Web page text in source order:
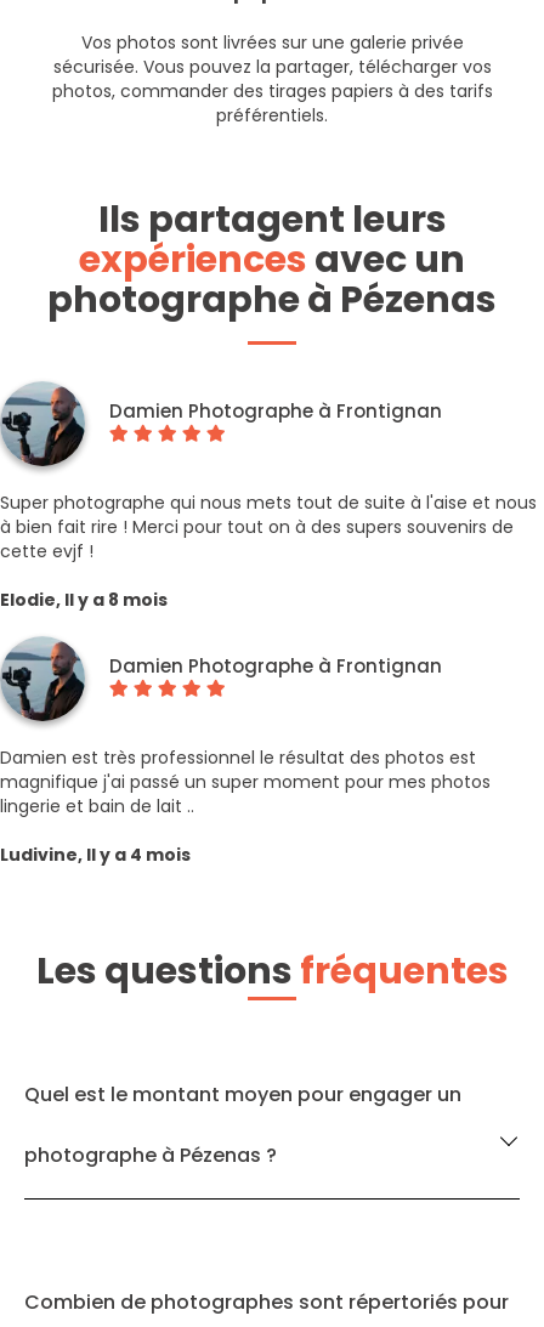
Vos photos sont livrées sur une galerie privée
sécurisée. Vous pouvez la partager, télécharger vos
photos, commander des tirages papiers à des tarifs
préférentiels.
Ils partagent leurs
expériencesavec un
photographe à Pézenas
Damien Photographe à Frontignan
Super photographe qui nous mets tout de suite à l'aise et nous
à bien fait rire ! Merci pour tout on à des supers souvenirs de
cette evjf !
Elodie, Il y a 8 mois
Damien Photographe à Frontignan
Damien est très professionnel le résultat des photos est
magnifique j'ai passé un super moment pour mes photos
lingerie et bain de lait ..
Ludivine, Il y a 4 mois
Les questionsfréquentes
Quel est le montant moyen pour engager un
photographe à Pézenas ?
Combien de photographes sont répertoriés pour